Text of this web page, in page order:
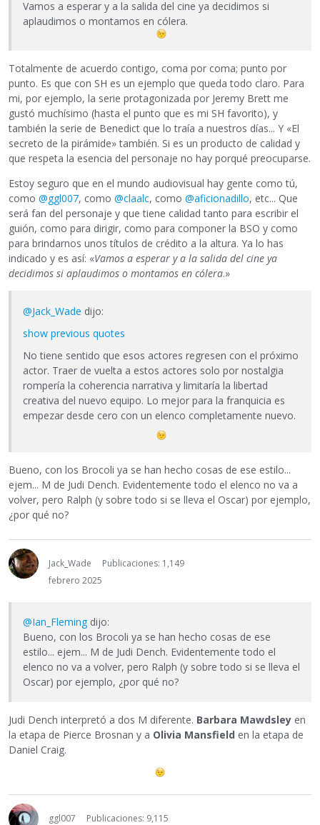
Vamos a esperar y a la salida del cine ya decidimos si
aplaudimos o montamos en cólera.
Totalmente de acuerdo contigo, coma por coma; punto por
punto. Es que con SH es un ejemplo que queda todo claro. Para
mi, por ejemplo, la serie protagonizada por Jeremy Brett me
gustó muchísimo (hasta el punto que es mi SH favorito), y
también la serie de Benedict que lo traía a nuestros días... Y «El
secreto de la pirámide» también. Si es un producto de calidad y
que respeta la esencia del personaje no hay porqué preocuparse.
Estoy seguro que en el mundo audiovisual hay gente como tú,
como @ggl007, como @claalc, como @aficionadillo, etc... Que
será fan del personaje y que tiene calidad tanto para escribir el
guión, como para dirigir, como para componer la BSO y como
para brindarnos unos títulos de crédito a la altura. Ya lo has
indicado y es así: «Vamos a esperar y a la salida del cine ya
decidimos si aplaudimos o montamos en cólera.»
@Jack_Wade dijo:
show previous quotes
No tiene sentido que esos actores regresen con el próximo
actor. Traer de vuelta a estos actores solo por nostalgia
rompería la coherencia narrativa y limitaría la libertad
creativa del nuevo equipo. Lo mejor para la franquicia es
empezar desde cero con un elenco completamente nuevo.
Bueno, con los Brocoli ya se han hecho cosas de ese estilo...
ejem... M de Judi Dench. Evidentemente todo el elenco no va a
volver, pero Ralph (y sobre todo si se lleva el Oscar) por ejemplo,
¿por qué no?
Jack_Wade
Publicaciones: 1,149
febrero 2025
@Ian_Fleming dijo:
Bueno, con los Brocoli ya se han hecho cosas de ese
estilo... ejem... M de Judi Dench. Evidentemente todo el
elenco no va a volver, pero Ralph (y sobre todo si se lleva el
Oscar) por ejemplo, ¿por qué no?
Judi Dench interpretó a dos M diferente. Barbara Mawdsley en
la etapa de Pierce Brosnan y a Olivia Mansfield en la etapa de
Daniel Craig.
ggl007
Publicaciones: 9,115